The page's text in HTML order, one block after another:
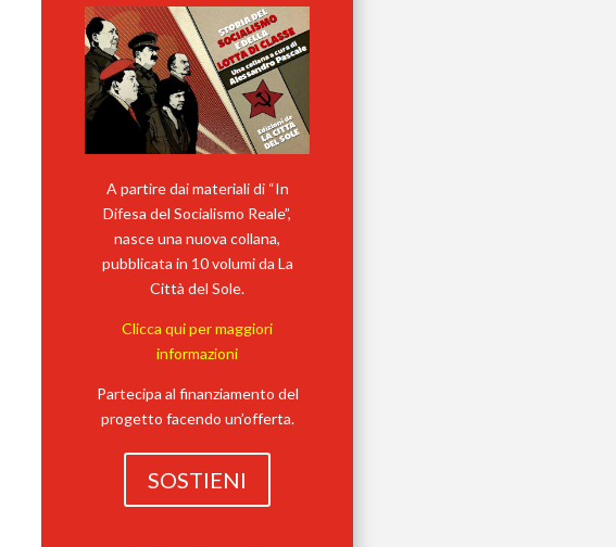
A partire dai materiali di “In
Difesa del Socialismo Reale”,
nasce una nuova collana,
pubblicata in 10 volumi da La
Città del Sole.
Clicca qui per maggiori
informazioni
Partecipa al finanziamento del
progetto facendo un’offerta.
SOSTIENI